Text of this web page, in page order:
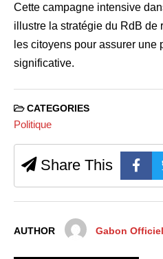
Cette campagne intensive
illustre la stratégie du RdB de
les citoyens pour assurer une
significative.​
CATEGORIES
Politique
Share This
AUTHOR Gabon Officiel